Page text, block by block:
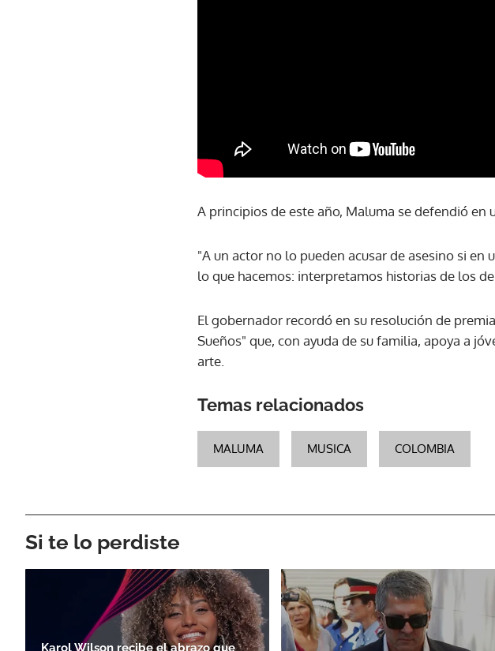
A principios de este año, Maluma se defendió en
"A un actor no lo pueden acusar de asesino si
lo que hacemos: interpretamos historias de los
El gobernador recordó en su resolución de
Sueños" que, con ayuda de su familia, apoya a
arte.
Temas relacionados
MALUMA MUSICA COLOMBIA
Si te lo perdiste